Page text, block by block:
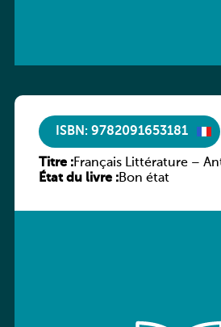
ISBN: 9782091653181
Titre :Français Littérature –
chronologique 2de/1re
État du livre :Bon état